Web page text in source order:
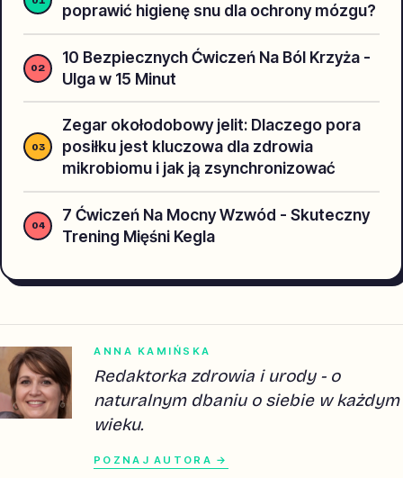
poprawić higienę snu dla ochrony mózgu?
10 Bezpiecznych Ćwiczeń Na Ból Krzyża -
Ulga w 15 Minut
Zegar okołodobowy jelit: Dlaczego pora
posiłku jest kluczowa dla zdrowia
mikrobiomu i jak ją zsynchronizować
7 Ćwiczeń Na Mocny Wzwód - Skuteczny
Trening Mięśni Kegla
ANNA KAMIŃSKA
Redaktorka zdrowia i urody - o
naturalnym dbaniu o siebie w każdym
wieku.
POZNAJ AUTORA →